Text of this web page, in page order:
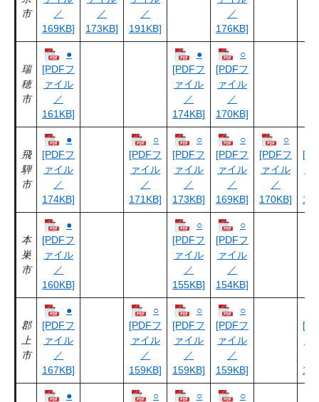
市
／
169KB]
／
173KB]
／
191KB]
／
176KB]
瑞
穂
市
●
[PDFフ
ァイル
／
161KB]
●
[PDFフ
ァイル
／
174KB]
○
[PDFフ
ァイル
／
170KB]
飛
騨
市
●
[PDFフ
ァイル
／
174KB]
○
[PDFフ
ァイル
／
171KB]
○
[PDFフ
ァイル
／
173KB]
○
[PDFフ
ァイル
／
169KB]
○
[PDFフ
ァイル
／
170KB]
本
巣
市
●
[PDFフ
ァイル
／
160KB]
○
[PDFフ
ァイル
／
155KB]
○
[PDFフ
ァイル
／
154KB]
郡
上
市
●
[PDFフ
ァイル
／
167KB]
○
[PDFフ
ァイル
／
159KB]
○
[PDFフ
ァイル
／
159KB]
○
[PDFフ
ァイル
／
159KB]
●
○
○
○